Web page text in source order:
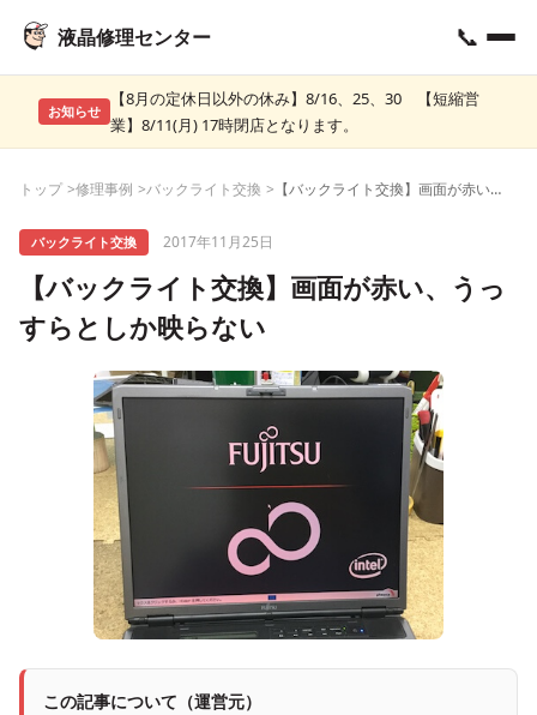
液晶修理センター 📞
お知らせ
【8月の定休日以外の休み】8/16、25、30 【短縮営
業】8/11(月) 17時閉店となります。
トップ 修理事例 バックライト交換 【バックライト交換】画面が赤い、うっすらとしか映らない
バックライト交換 2017年11月25日
【バックライト交換】画面が赤い、うっ
すらとしか映らない
この記事について（運営元）